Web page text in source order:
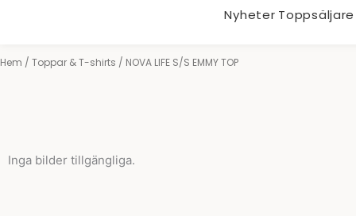
Nyheter Toppsäljare
Hem / Toppar & T-shirts / NOVA LIFE S/S EMMY TOP
Inga bilder tillgängliga.